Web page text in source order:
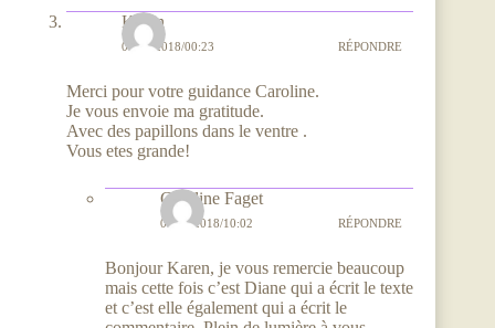
Karen
01/05/2018/00:23 RÉPONDRE
Merci pour votre guidance Caroline.
Je vous envoie ma gratitude.
Avec des papillons dans le ventre .
Vous etes grande!
Caroline Faget
01/05/2018/10:02 RÉPONDRE
Bonjour Karen, je vous remercie beaucoup
mais cette fois c’est Diane qui a écrit le texte
et c’est elle également qui a écrit le